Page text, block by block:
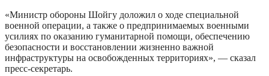
«Министр обороны Шойгу доложил о ходе специальной
военной операции, а также о предпринимаемых военными
усилиях по оказанию гуманитарной помощи, обеспечению
безопасности и восстановлении жизненно важной
инфраструктуры на освобожденных территориях», — сказал
пресс-секретарь.